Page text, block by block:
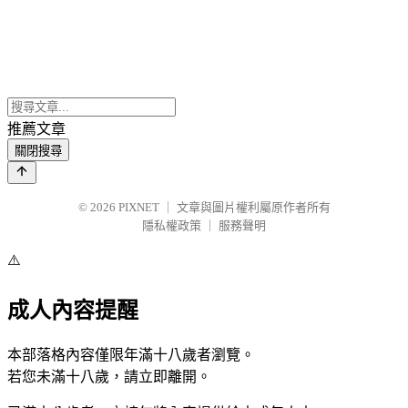
推薦文章
關閉搜尋
© 2026 PIXNET
文章與圖片權利屬原作者所有
隱私權政策
服務聲明
⚠️
成人內容提醒
本部落格內容僅限年滿十八歲者瀏覽。
若您未滿十八歲，請立即離開。